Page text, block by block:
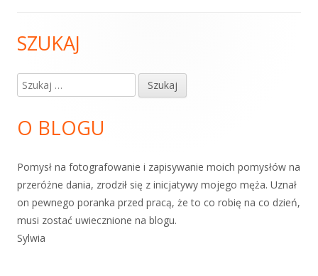
Główny
panel
SZUKAJ
Szukaj:
O BLOGU
Pomysł na fotografowanie i zapisywanie moich pomysłów na
przeróżne dania, zrodził się z inicjatywy mojego męża. Uznał
on pewnego poranka przed pracą, że to co robię na co dzień,
musi zostać uwiecznione na blogu.
Sylwia